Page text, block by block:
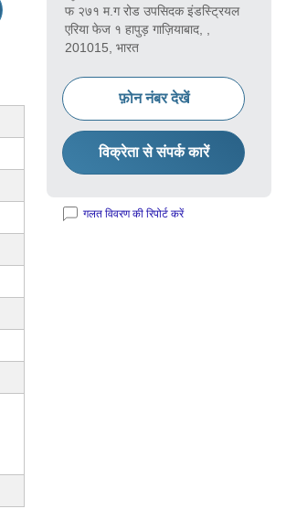
फ २७१ म.ग रोड उपसिदक इंडस्ट्रियल
एरिया फेज १ हापुड़ गाज़ियाबाद, ,
201015, भारत
फ़ोन नंबर देखें
विक्रेता से संपर्क कारें
गलत विवरण की रिपोर्ट करें